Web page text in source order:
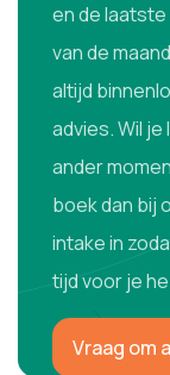
en de
van de
altijd
advies. Wil je
ander
boek dan bij
intake in
tijd voor je
Vraag om